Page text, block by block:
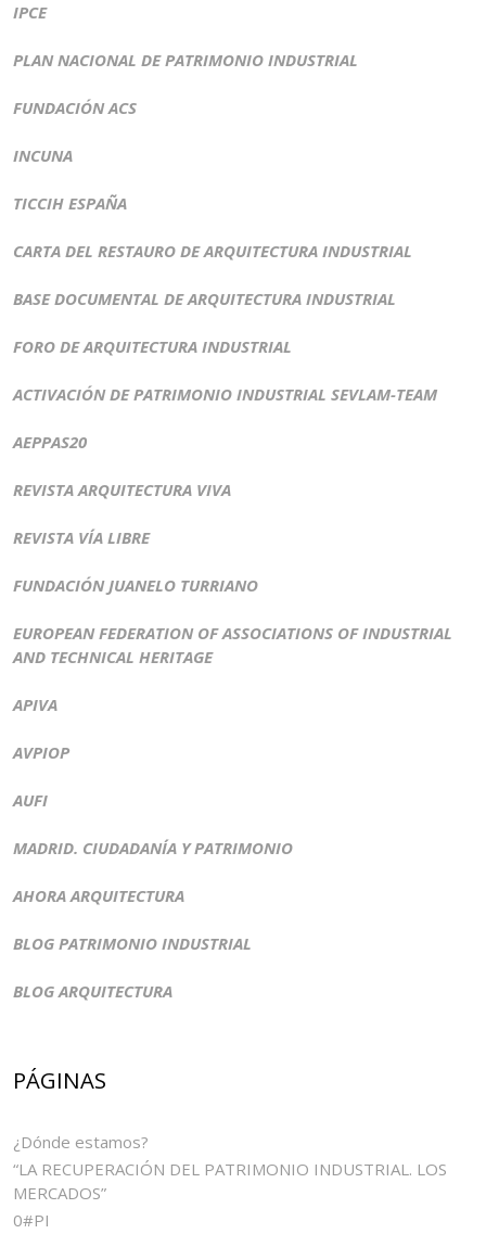
IPCE
PLAN NACIONAL DE PATRIMONIO INDUSTRIAL
FUNDACIÓN ACS
INCUNA
TICCIH ESPAÑA
CARTA DEL RESTAURO DE ARQUITECTURA INDUSTRIAL
BASE DOCUMENTAL DE ARQUITECTURA INDUSTRIAL
FORO DE ARQUITECTURA INDUSTRIAL
ACTIVACIÓN DE PATRIMONIO INDUSTRIAL SEVLAM-TEAM
AEPPAS20
REVISTA ARQUITECTURA VIVA
REVISTA VÍA LIBRE
FUNDACIÓN JUANELO TURRIANO
EUROPEAN FEDERATION OF ASSOCIATIONS OF INDUSTRIAL
AND TECHNICAL HERITAGE
APIVA
AVPIOP
AUFI
MADRID. CIUDADANÍA Y PATRIMONIO
AHORA ARQUITECTURA
BLOG PATRIMONIO INDUSTRIAL
BLOG ARQUITECTURA
PÁGINAS
¿Dónde estamos?
“LA RECUPERACIÓN DEL PATRIMONIO INDUSTRIAL. LOS
MERCADOS”
0#PI